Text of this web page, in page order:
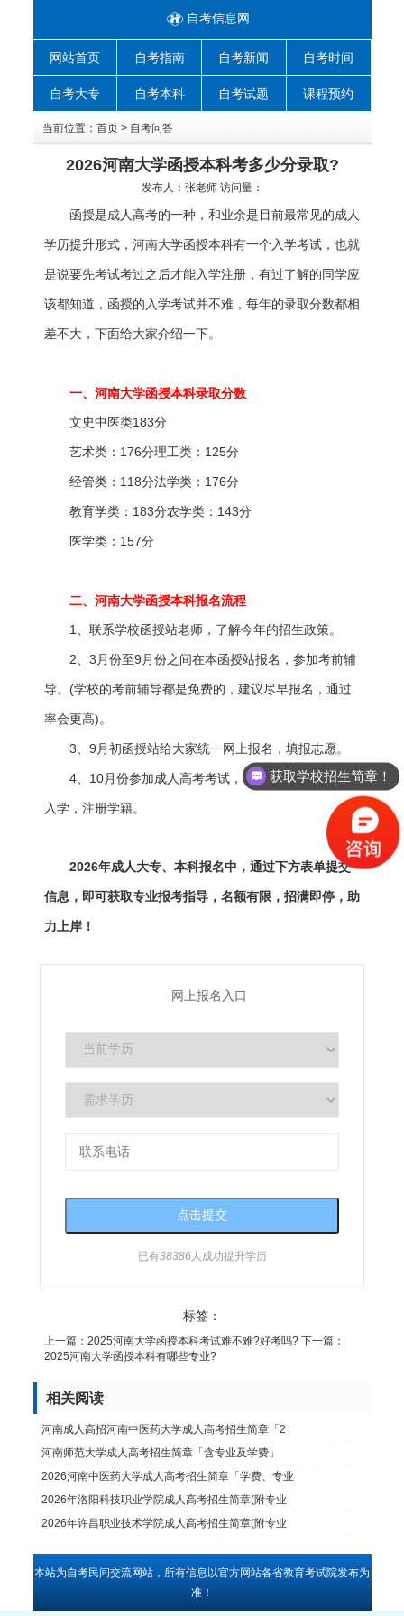
自考信息网
网站首页 自考指南 自考新闻 自考时间
自考大专 自考本科 自考试题 课程预约
当前位置： 首页> 自考问答
2026河南大学函授本科考多少分录取?
发布人： 张老师访问量：
函授是成人高考的一种，和业余是目前最常见的成人
学历提升形式，河南大学函授本科有一个入学考试，也就
是说要先考试考过之后才能入学注册，有过了解的同学应
该都知道，函授的入学考试并不难，每年的录取分数都相
差不大，下面给大家介绍一下。
一、河南大学函授本科录取分数
文史中医类183分
艺术类：176分理工类：125分
经管类：118分法学类：176分
教育学类：183分农学类：143分
医学类：157分
二、河南大学函授本科报名流程
1、联系学校函授站老师，了解今年的招生政策。
2、3月份至9月份之间在本函授站报名，参加考前辅
导。(学校的考前辅导都是免费的，建议尽早报名，通过
率会更高)。
3、9月初函授站给大家统一网上报名，填报志愿。
4、10月份参加成人高考考试，考过之后交学费录取
入学，注册学籍。
2026年成人大专、本科报名中，通过下方表单提交
信息，即可获取专业报考指导，名额有限，招满即停，助
力上岸！
网上报名入口
已有38386人成功提升学历
标签：
上一篇： 2025河南大学函授本科考试难不难?好考吗? 下一篇：
2025河南大学函授本科有哪些专业?
相关阅读
河南成人高招河南中医药大学成人高考招生简章「2
河南师范大学成人高考招生简章「含专业及学费」
2026河南中医药大学成人高考招生简章「学费、专业
2026年洛阳科技职业学院成人高考招生简章(附专业
2026年许昌职业技术学院成人高考招生简章(附专业
本站为自考民间交流网站，所有信息以官方网站各省教育考试院发布为
准！
获取学校招生简章！